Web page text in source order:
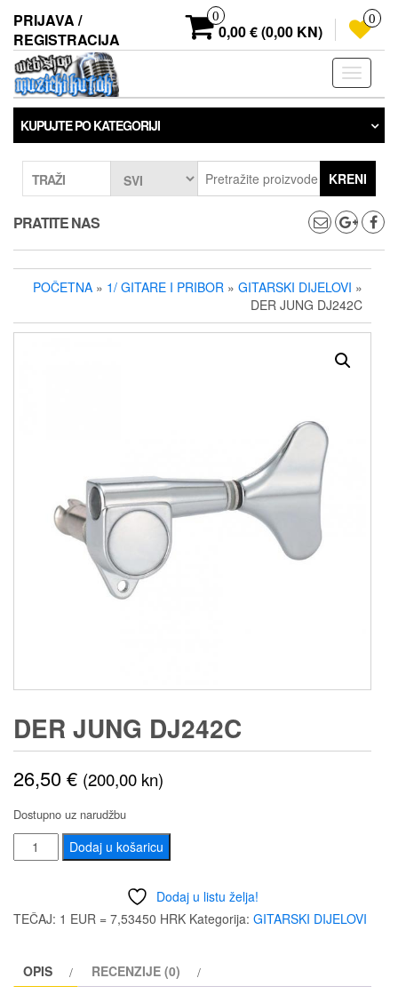
sadržaj
PRIJAVA /
REGISTRACIJA
0
0,00 € (0,00 KN)
0
KUPUJTE PO KATEGORIJI
TRAŽI KRENI
PRATITE NAS
POČETNA » 1/ GITARE I PRIBOR » GITARSKI DIJELOVI »
DER JUNG DJ242C
DER JUNG DJ242C
26,50€ (200,00 kn)
Dostupno uz narudžbu
DER
JUNG
količina
Dodaj u košaricu
Dodaj u listu želja!
TEČAJ: 1 EUR = 7,53450 HRK Kategorija: GITARSKI DIJELOVI
OPIS RECENZIJE (0)